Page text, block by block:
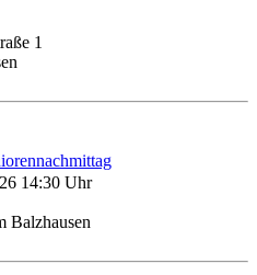
1
14:30 Uhr
Balzhausen